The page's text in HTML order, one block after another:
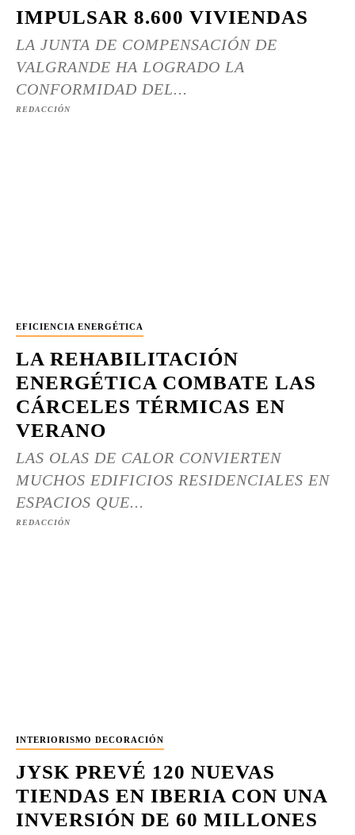
IMPULSAR 8.600 VIVIENDAS
LA JUNTA DE COMPENSACIÓN DE
VALGRANDE HA LOGRADO LA
CONFORMIDAD DEL...
REDACCIÓN
EFICIENCIA ENERGÉTICA
LA REHABILITACIÓN
ENERGÉTICA COMBATE LAS
CÁRCELES TÉRMICAS EN
VERANO
LAS OLAS DE CALOR CONVIERTEN
MUCHOS EDIFICIOS RESIDENCIALES EN
ESPACIOS QUE...
REDACCIÓN
INTERIORISMO DECORACIÓN
JYSK PREVÉ 120 NUEVAS
TIENDAS EN IBERIA CON UNA
INVERSIÓN DE 60 MILLONES